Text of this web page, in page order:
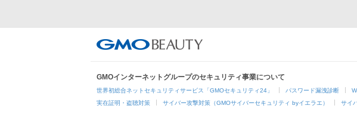
GMOインターネットグループのセキュリティ事業について
世界初総合ネットセキュリティサービス「GMOセキュリティ24」 パスワード漏洩診断
実在証明・盗聴対策 サイバー攻撃対策（GMOサイバーセキュリティ byイエラエ） サイ